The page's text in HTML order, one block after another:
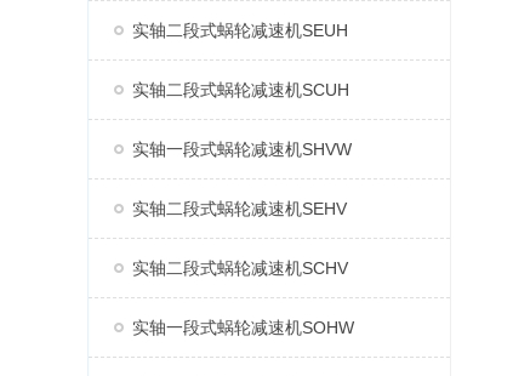
实轴二段式蜗轮减速机SEUH
实轴二段式蜗轮减速机SCUH
实轴一段式蜗轮减速机SHVW
实轴二段式蜗轮减速机SEHV
实轴二段式蜗轮减速机SCHV
实轴一段式蜗轮减速机SOHW